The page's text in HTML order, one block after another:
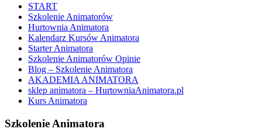
START
Szkolenie Animatorów
Hurtownia Animatora
Kalendarz Kursów Animatora
Starter Animatora
Szkolenie Animatorów Opinie
Blog – Szkolenie Animatora
AKADEMIA ANIMATORA
sklep animatora – HurtowniaAnimatora.pl
Kurs Animatora
Szkolenie Animatora